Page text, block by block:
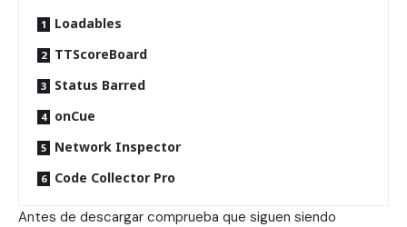
Loadables
TTScoreBoard
Status Barred
onCue
Network Inspector
Code Collector Pro
Antes de descargar comprueba que siguen siendo